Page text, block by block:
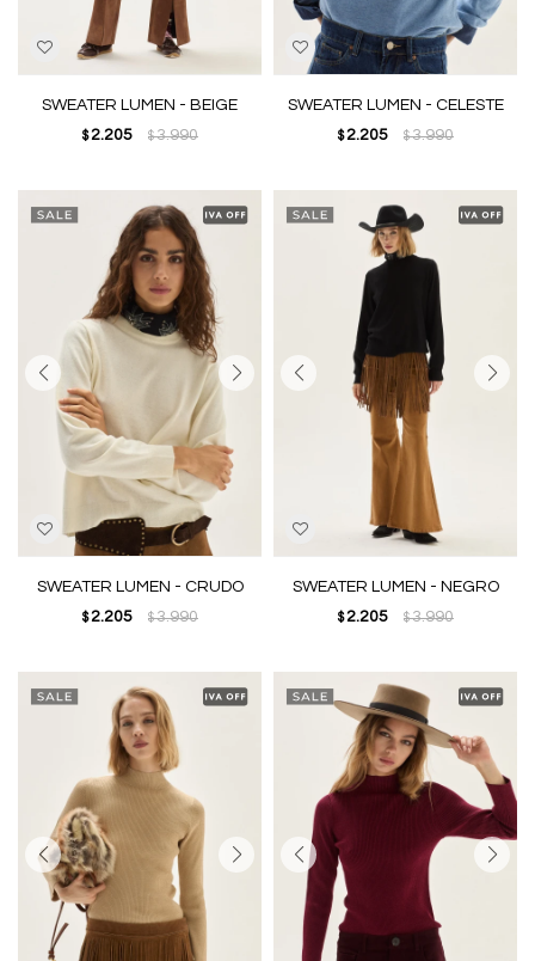
SWEATER LUMEN - BEIGE
$ 2.205 $3.990
SWEATER LUMEN - CELESTE
$ 2.205 $3.990
SWEATER LUMEN - CRUDO
$ 2.205 $3.990
SWEATER LUMEN - NEGRO
$ 2.205 $3.990